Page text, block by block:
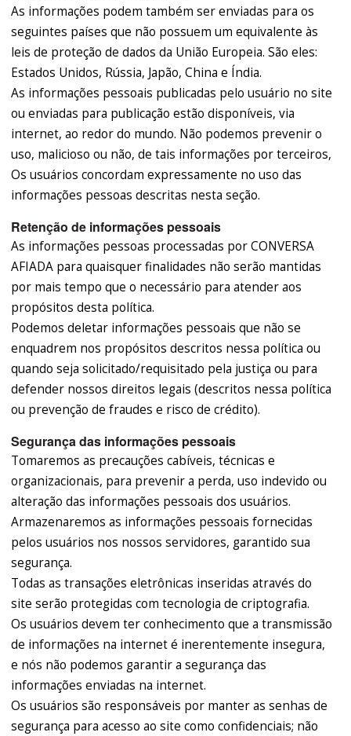
As informações podem também ser enviadas para os
seguintes países que não possuem um equivalente às
leis de proteção de dados da União Europeia. São eles:
Estados Unidos, Rússia, Japão, China e Índia.
As informações pessoais publicadas pelo usuário no site
ou enviadas para publicação estão disponíveis, via
internet, ao redor do mundo. Não podemos prevenir o
uso, malicioso ou não, de tais informações por terceiros,
Os usuários concordam expressamente no uso das
informações pessoas descritas nesta seção.
Retenção de informações pessoais
As informações pessoas processadas por CONVERSA
AFIADA para quaisquer finalidades não serão mantidas
por mais tempo que o necessário para atender aos
propósitos desta política.
Podemos deletar informações pessoais que não se
enquadrem nos propósitos descritos nessa política ou
quando seja solicitado/requisitado pela justiça ou para
defender nossos direitos legais (descritos nessa política
ou prevenção de fraudes e risco de crédito).
Segurança das informações pessoais
Tomaremos as precauções cabíveis, técnicas e
organizacionais, para prevenir a perda, uso indevido ou
alteração das informações pessoais dos usuários.
Armazenaremos as informações pessoais fornecidas
pelos usuários nos nossos servidores, garantido sua
segurança.
Todas as transações eletrônicas inseridas através do
site serão protegidas com tecnologia de criptografia.
Os usuários devem ter conhecimento que a transmissão
de informações na internet é inerentemente insegura,
e nós não podemos garantir a segurança das
informações enviadas na internet.
Os usuários são responsáveis por manter as senhas de
segurança para acesso ao site como confidenciais; não